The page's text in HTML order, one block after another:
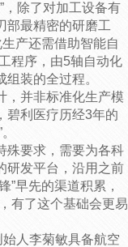
，除了对加工设备有
部最精密的研磨工
产还需借助智能自
程序，由5轴自动化
装的全过程。
，并非标准化生产模
碧利医疗历经3年的
殊要求，需要为各科
研发平台，沿用之前
”早先的渠道积累，
有了这个基础会更易
人李菊敏具备航空